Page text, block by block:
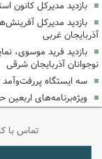
بازدید مدیرکل کانون
بازدید مدیرکل
آذربایجان غربی
بازدید فرید موسوی،
نوجوانان آذربایجان شرقی
سه ایستگاه پررفت‌وآمد
ویژه‌برنامه‌های اربعین
تماس با